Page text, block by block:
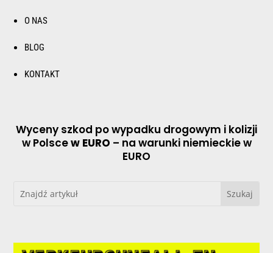
O NAS
BLOG
KONTAKT
Wyceny szkod po wypadku drogowym i kolizji
w Polscew EURO – na warunki niemieckie w
EURO